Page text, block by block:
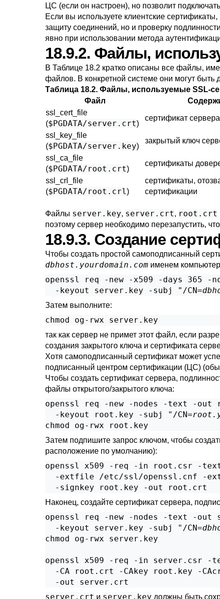
ЦС (если он настроен), но позволит
Если вы используете клиентские
защиту соединений, но и проверку
явно при использовании метода
18.9.2. Файлы,
В Таблице 18.2 кратко описаны все файлы,
файлов. В конкретной системе они могут быть
Таблица 18.2. Файлы, используемые SSL-
Файл
ssl_cert_file
($PGDATA/server.crt)
сертификат сервера
ssl_key_file
($PGDATA/server.key)
закрытый ключ
ssl_ca_file
($PGDATA/root.crt)
сертификаты
ssl_crl_file
($PGDATA/root.crl)
сертификаты,
сертификации
Файлы server.key, server.crt, root.crt
поэтому сервер необходимо перезапустить,
18.9.3. Создание
Чтобы создать простой самоподписанный
dbhost.yourdomain.com именем
openssl req -new -x509 -days 365
  -keyout server.key -subj "/CN=
Затем выполните:
chmod og-rwx server.key
так как сервер не примет этот файл, если
создания закрытого ключа и сертификата
Хотя самоподписанный сертификат может
подписанный центром сертификации (ЦС)
Чтобы создать сертификат сервера,
файлы открытого/закрытого ключа:
openssl req -new -nodes -text -
  -keyout root.key -subj "/CN=
chmod og-rwx root.key
Затем подпишите запрос ключом, чтобы
расположение по умолчанию):
openssl x509 -req -in root.csr -
-extfile /etc/ssl/openssl.cnf -
  -signkey root.key -out root.crt
Наконец, создайте сертификат сервера,
openssl req -new -nodes -text -out
  -keyout server.key -subj "/CN=
chmod og-rwx server.key
openssl x509 -req -in server.csr -
-CA root.crt -CAkey root.key -
  -out server.crt
server.crt и server.key должны быть